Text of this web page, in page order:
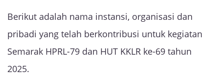
Berikut adalah nama instansi, organisasi dan
pribadi yang telah berkontribusi untuk kegiatan
Semarak HPRL-79 dan HUT KKLR ke-69 tahun
2025.